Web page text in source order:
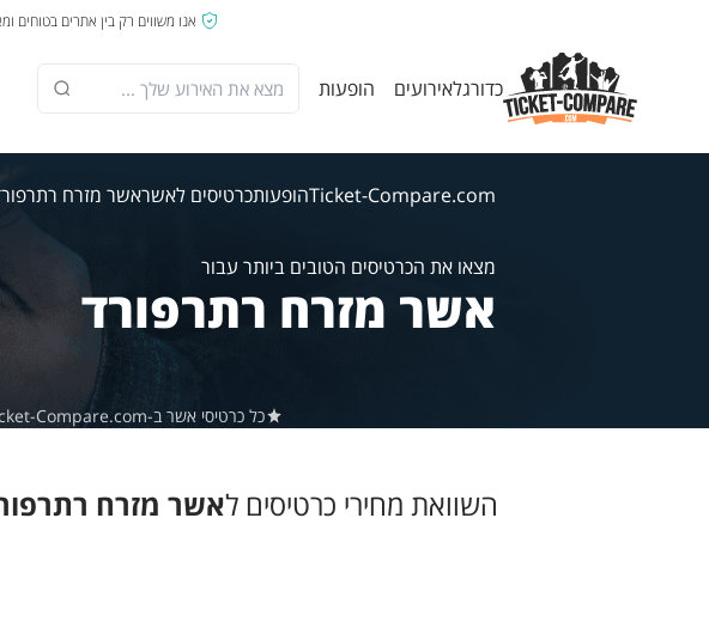
אנו משווים רק בין אתרים בטוחים
כדורגלאירועים הופעות
Ticket-Compare.comהופעותכרטיסים לאשראשר מזרח רתרפורד 08/08/
מצאו את הכרטיסים הטובים ביותר עבור
אשר מזרח רתרפורד
כל כרטיסי אשר ב-Ticket-Compare.com הם אותנטיים, ממוכרים מאומתים מראש שמספקים אחריות של 100%.
השוואת מחירי כרטיסים לאשר מזרח